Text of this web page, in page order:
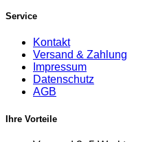
Service
Kontakt
Versand & Zahlung
Impressum
Datenschutz
AGB
Ihre Vorteile